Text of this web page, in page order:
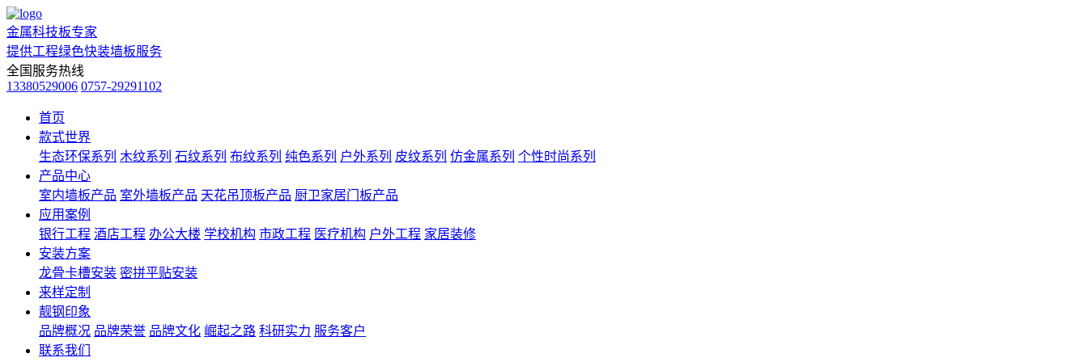
金属科技板专家
提供工程绿色快装墙板服务
全国服务热线
13380529006 0757-29291102
首页
款式世界
生态环保系列 木纹系列 石纹系列 布纹系列 纯色系列 户外系列 皮纹系列 仿金属系列 个性时尚系列
产品中心
室内墙板产品 室外墙板产品 天花吊顶板产品 厨卫家居门板产品
应用案例
银行工程 酒店工程 办公大楼 学校机构 市政工程 医疗机构 户外工程 家居装修
安装方案
龙骨卡槽安装 密拼平贴安装
来样定制
靓钢印象
品牌概况 品牌荣誉 品牌文化 崛起之路 科研实力 服务客户
联系我们